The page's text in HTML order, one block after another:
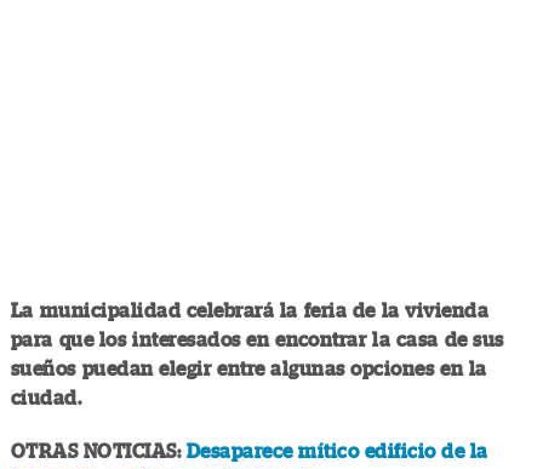
La municipalidad celebrará la feria de la vivienda
para que los interesados en encontrar la casa de sus
sueños puedan elegir entre algunas opciones en la
ciudad.
OTRAS NOTICIAS: Desaparece mítico edificio de la